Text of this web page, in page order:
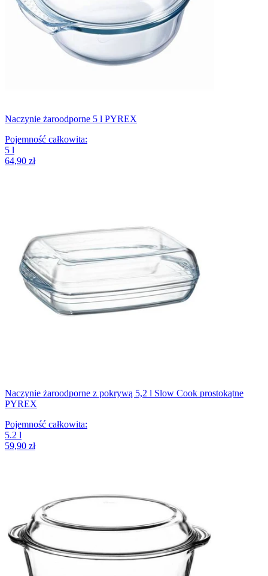
Naczynie żaroodporne 5 l PYREX
Pojemność całkowita:
5 l
64,90 zł
Naczynie żaroodporne z pokrywą 5,2 l Slow Cook prostokątne
PYREX
Pojemność całkowita:
5.2 l
59,90 zł